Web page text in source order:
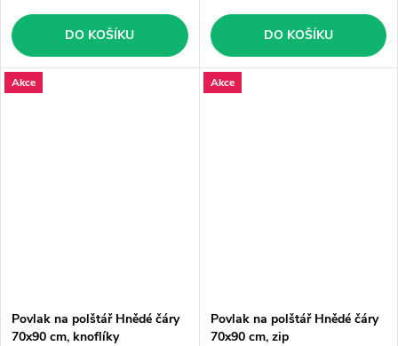
DO KOŠÍKU DO KOŠÍKU
Akce
Povlak na polštář Hnědé čáry
70x90 cm, knoflíky
Akce
Povlak na polštář Hnědé čáry
70x90 cm, zip